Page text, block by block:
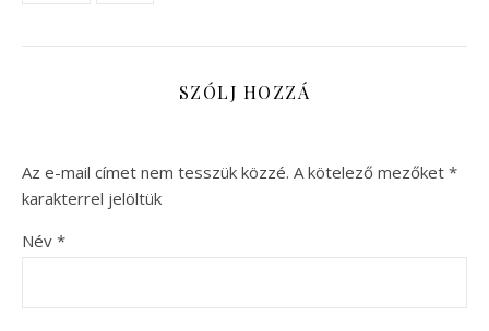
SZÓLJ HOZZÁ
Az e-mail címet nem tesszük közzé. A kötelező mezőket *
karakterrel jelöltük
Név *